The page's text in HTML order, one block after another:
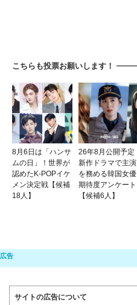
こちらも投票お願いします！
8月6日は「ハンサ
ムの日」！世界が
認めたK-POPイケ
メン決定戦【候補
18人】
26年8月公開予定
新作ドラマで主演
を務める韓国女優
期待度アンケート
【候補6人】
サイトの広告について